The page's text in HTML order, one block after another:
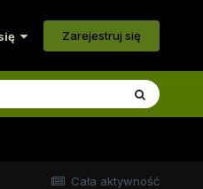
się Zarejestruj się
Cała aktywność